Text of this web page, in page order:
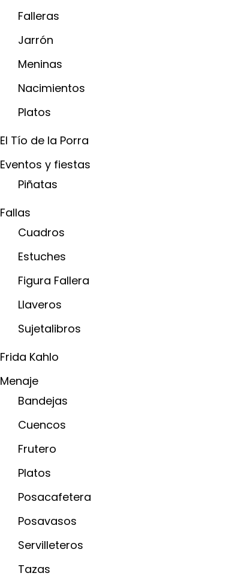
Falleras
Jarrón
Meninas
Nacimientos
Platos
El Tío de la Porra
Eventos y fiestas
Piñatas
Fallas
Cuadros
Estuches
Figura Fallera
Llaveros
Sujetalibros
Frida Kahlo
Menaje
Bandejas
Cuencos
Frutero
Platos
Posacafetera
Posavasos
Servilleteros
Tazas